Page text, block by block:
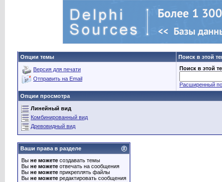
Опции темы Поиск в этой
Версия для печати
Отправить на Email
Поиск в этой
Расширенный
Опции просмотра
Линейный вид
Комбинированный вид
Древовидный вид
Ваши права в разделе
Вы не можете создавать темы
Вы не можете отвечать на сообщения
Вы не можете прикреплять файлы
Вы не можете редактировать сообщения